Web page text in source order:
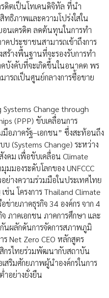
รดิตเป็นโทเคนดิจิทัล ที่นำ
ทธิภาพและความโปร่งใสใน
อนเครดิต ลดต้นทุนในการทำ
คประชาชนสามารถเข้าถึงการ
ร้างพื้นฐานที่จะรองรับการทำ
บังคับที่จะเกิดขึ้นในอนาคต พร
ารถเป็นศูนย์กลางการซื้อขาย
Systems Change through
(PPP) ขับเคลื่อนการ
อภาครัฐ–เอกชน” ซึ่งสะท้อนถึง
บ (Systems Change) ระหว่าง
คม เพื่อขับเคลื่อน Climate
มองระดับโลกของ UNFCCC
ย่างความร่วมมือในประเทศไทย
น โครงการ Thailand Climate
ข่ายภาคธุรกิจ 34 องค์กร จาก 4
ภาคเอกชน ภาคการศึกษา และ
กันผลักดันการจัดการสภาพภูมิ
ร Net Zero CEO หลักสูตร
กรไทยร่วมพัฒนากับสถาบัน
สริมศักยภาพผู้นำองค์กรในการ
ำอย่างยั่งยืน